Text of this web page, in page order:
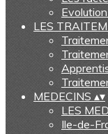
LES
MEDECINS ▴▾
LES
Ile-de-